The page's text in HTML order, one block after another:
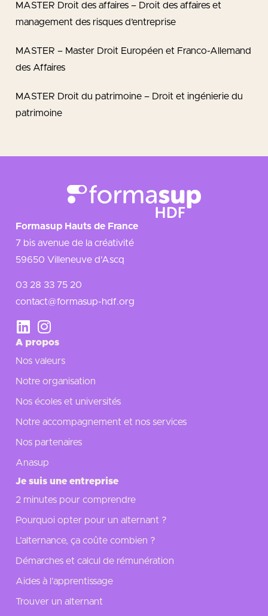
MASTER Droit des affaires – Droit des affaires et
management des risques d’entreprise
MASTER – Master Droit Européen et Franco-Allemand
des Affaires
MASTER Droit du patrimoine – Droit et ingénierie du
patrimoine
Formasup Hauts de France
7 bis avenue de la créativité
59650 Villeneuve d’Ascq
03 28 33 75 20
contact@formasup-hdf.org
A propos
Nos valeurs
Notre organisation
Nos écoles et universités
Notre accompagnement et nos services
Nos partenaires
Anasup
Je suis une entreprise
2 minutes pour comprendre
Pourquoi opter pour un alternant ?
L’alternance, ça coûte combien ?
Démarches et calcul de rémunération
Aides à l’apprentissage
Trouver un alternant